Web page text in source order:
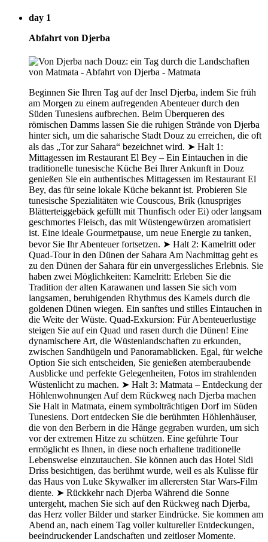
day 1
Abfahrt von Djerba
Beginnen Sie Ihren Tag auf der Insel Djerba, indem Sie früh
am Morgen zu einem aufregenden Abenteuer durch den
Süden Tunesiens aufbrechen. Beim Überqueren des
römischen Damms lassen Sie die ruhigen Strände von Djerba
hinter sich, um die saharische Stadt Douz zu erreichen, die oft
als das „Tor zur Sahara“ bezeichnet wird. ➤ Halt 1:
Mittagessen im Restaurant El Bey – Ein Eintauchen in die
traditionelle tunesische Küche Bei Ihrer Ankunft in Douz
genießen Sie ein authentisches Mittagessen im Restaurant El
Bey, das für seine lokale Küche bekannt ist. Probieren Sie
tunesische Spezialitäten wie Couscous, Brik (knuspriges
Blätterteiggebäck gefüllt mit Thunfisch oder Ei) oder langsam
geschmortes Fleisch, das mit Wüstengewürzen aromatisiert
ist. Eine ideale Gourmetpause, um neue Energie zu tanken,
bevor Sie Ihr Abenteuer fortsetzen. ➤ Halt 2: Kamelritt oder
Quad-Tour in den Dünen der Sahara Am Nachmittag geht es
zu den Dünen der Sahara für ein unvergessliches Erlebnis. Sie
haben zwei Möglichkeiten: Kamelritt: Erleben Sie die
Tradition der alten Karawanen und lassen Sie sich vom
langsamen, beruhigenden Rhythmus des Kamels durch die
goldenen Dünen wiegen. Ein sanftes und stilles Eintauchen in
die Weite der Wüste. Quad-Exkursion: Für Abenteuerlustige
steigen Sie auf ein Quad und rasen durch die Dünen! Eine
dynamischere Art, die Wüstenlandschaften zu erkunden,
zwischen Sandhügeln und Panoramablicken. Egal, für welche
Option Sie sich entscheiden, Sie genießen atemberaubende
Ausblicke und perfekte Gelegenheiten, Fotos im strahlenden
Wüstenlicht zu machen. ➤ Halt 3: Matmata – Entdeckung der
Höhlenwohnungen Auf dem Rückweg nach Djerba machen
Sie Halt in Matmata, einem symbolträchtigen Dorf im Süden
Tunesiens. Dort entdecken Sie die berühmten Höhlenhäuser,
die von den Berbern in die Hänge gegraben wurden, um sich
vor der extremen Hitze zu schützen. Eine geführte Tour
ermöglicht es Ihnen, in diese noch erhaltene traditionelle
Lebensweise einzutauchen. Sie können auch das Hotel Sidi
Driss besichtigen, das berühmt wurde, weil es als Kulisse für
das Haus von Luke Skywalker im allerersten Star Wars-Film
diente. ➤ Rückkehr nach Djerba Während die Sonne
untergeht, machen Sie sich auf den Rückweg nach Djerba,
das Herz voller Bilder und starker Eindrücke. Sie kommen am
Abend an, nach einem Tag voller kultureller Entdeckungen,
beeindruckender Landschaften und zeitloser Momente.